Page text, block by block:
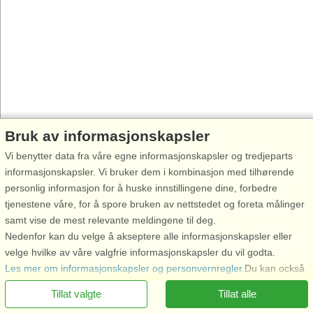
Ring oss for å bestille
Bruk av informasjonskapsler
Vi benytter data fra våre egne informasjonskapsler og tredjeparts
informasjonskapsler. Vi bruker dem i kombinasjon med tilhørende
personlig informasjon for å huske innstillingene dine, forbedre
tjenestene våre, for å spore bruken av nettstedet og foreta målinger
samt vise de mest relevante meldingene til deg.
Nedenfor kan du velge å akseptere alle informasjonskapsler eller
velge hvilke av våre valgfrie informasjonskapsler du vil godta.
Les mer om informasjonskapsler og personvernregler.Du kan också
återkalla ditt samtyckehär.
Nødvendige informasjonskapsler: Disse informasjonskapslene
Tillat alle
Tillat valgte